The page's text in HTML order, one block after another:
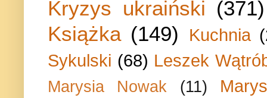
Kryzys ukraiński (371)
Książka (149) Kuchnia
Sykulski (68) Leszek
Marysia Nowak (11)